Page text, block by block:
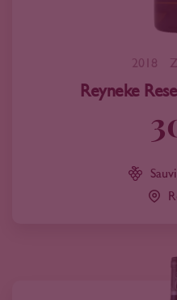
2018
Reyneke